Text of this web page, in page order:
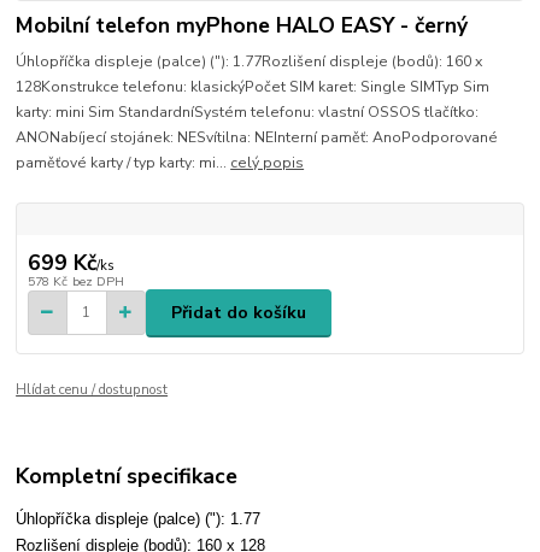
Mobilní telefon myPhone HALO EASY - černý
Úhlopříčka displeje (palce) ("): 1.77Rozlišení displeje (bodů): 160 x
128Konstrukce telefonu: klasickýPočet SIM karet: Single SIMTyp Sim
karty: mini Sim StandardníSystém telefonu: vlastní OSSOS tlačítko:
ANONabíjecí stojánek: NESvítilna: NEInterní paměť: AnoPodporované
paměťové karty / typ karty: mi... celý popis
699 Kč/ks
578 Kč bez DPH
Přidat do košíku
Hlídat cenu / dostupnost
Kompletní specifikace
Úhlopříčka displeje (palce) ("): 1.77
Rozlišení displeje (bodů): 160 x 128